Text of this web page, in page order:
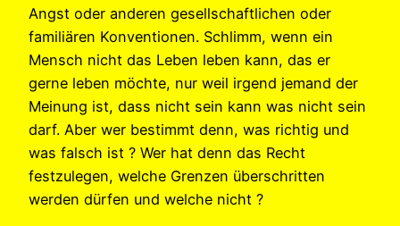
Angst oder anderen gesellschaftlichen oder
familiären Konventionen. Schlimm, wenn ein
Mensch nicht das Leben leben kann, das er
gerne leben möchte, nur weil irgend jemand der
Meinung ist, dass nicht sein kann was nicht sein
darf. Aber wer bestimmt denn, was richtig und
was falsch ist ? Wer hat denn das Recht
festzulegen, welche Grenzen überschritten
werden dürfen und welche nicht ?